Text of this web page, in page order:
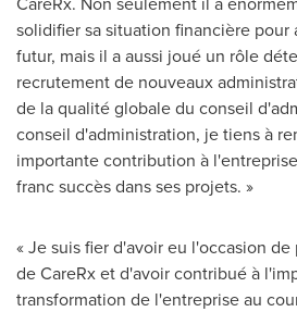
solidifier sa situation financière pour
futur, mais il a aussi joué un rôle
recrutement de nouveaux
de la qualité globale du conseil
conseil d'administration, je tiens à
importante contribution à
franc succès dans ses projets. »
« Je suis fier d'avoir eu l'occasion
de CareRx et d'avoir contribué à
transformation de l'entreprise au